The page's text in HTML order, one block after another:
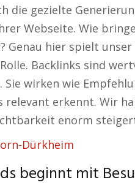
die gezielte
Webseite. Wie
Genau hier spielt
Backlinks sind
Sie wirken wie
relevant erkennt. Wir
enorm
Dürkheim
beginnt mit